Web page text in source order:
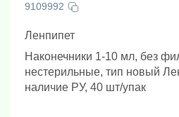
9109992
Ленпипет
Наконечники 1-10 мл, без
нестерильные, тип новый
наличие РУ, 40 шт/упак